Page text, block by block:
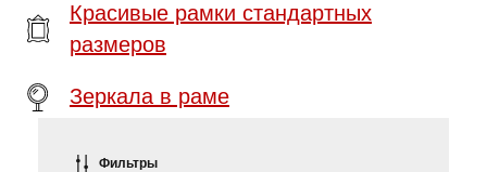
Красивые рамки стандартных
размеров
Зеркала в раме
Фильтры